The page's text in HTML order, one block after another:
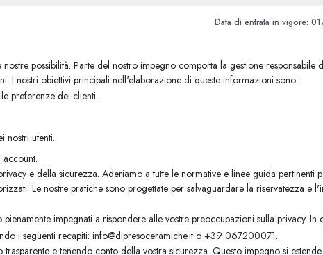
Data di entrata in vigore:
possibilità. Parte del nostro impegno comporta la gestione responsabile
I nostri obiettivi principali nell'elaborazione di queste informazioni sono:
preferenze dei clienti.
nostri utenti.
e della sicurezza. Aderiamo a tutte le normative e linee guida pertinenti
Le nostre pratiche sono progettate per salvaguardare la riservatezza e
impegnati a rispondere alle vostre preoccupazioni sulla privacy.
i seguenti recapiti: info@dipresoceramiche.it o +39 067200071.
e tenendo conto della vostra sicurezza. Questo impegno si